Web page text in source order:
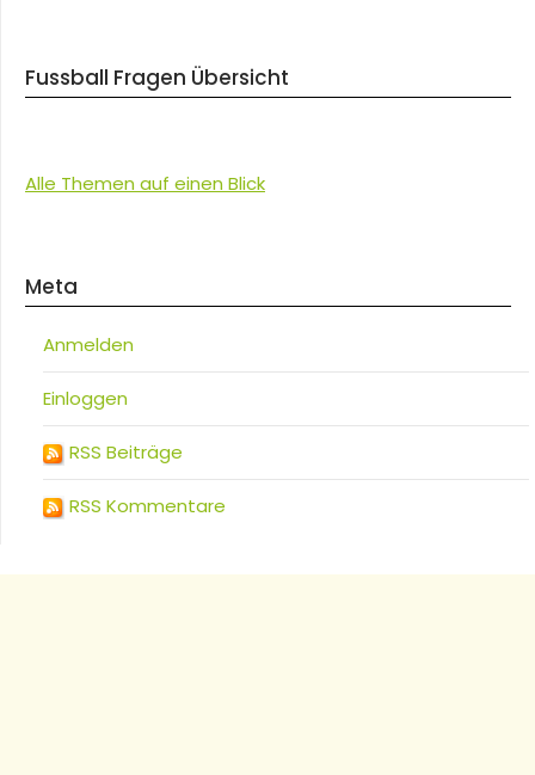
Fussball Fragen Übersicht
Alle Themen auf einen Blick
Meta
Anmelden
Einloggen
RSS Beiträge
RSS Kommentare